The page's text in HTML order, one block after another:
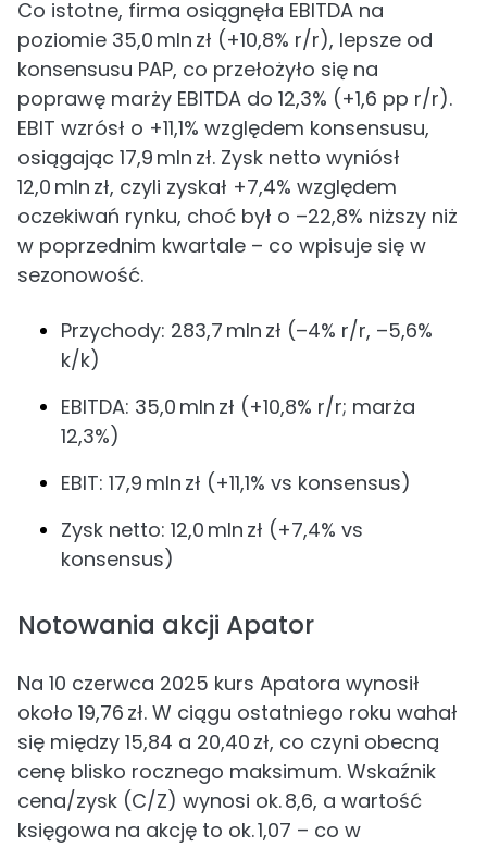
Co istotne, firma osiągnęła EBITDA na
poziomie 35,0 mln zł (+10,8% r/r), lepsze od
konsensusu PAP, co przełożyło się na
poprawę marży EBITDA do 12,3% (+1,6 pp r/r).
EBIT wzrósł o +11,1% względem konsensusu,
osiągając 17,9 mln zł. Zysk netto wyniósł
12,0 mln zł, czyli zyskał +7,4% względem
oczekiwań rynku, choć był o –22,8% niższy niż
w poprzednim kwartale – co wpisuje się w
sezonowość.
Przychody: 283,7 mln zł (–4% r/r, –5,6%
k/k)
EBITDA: 35,0 mln zł (+10,8% r/r; marża
12,3%)
EBIT: 17,9 mln zł (+11,1% vs konsensus)
Zysk netto: 12,0 mln zł (+7,4% vs
konsensus)
Notowania akcji Apator
Na 10 czerwca 2025 kurs Apatora wynosił
około 19,76 zł. W ciągu ostatniego roku wahał
się między 15,84 a 20,40 zł, co czyni obecną
cenę blisko rocznego maksimum. Wskaźnik
cena/zysk (C/Z) wynosi ok. 8,6, a wartość
księgowa na akcję to ok. 1,07 – co w